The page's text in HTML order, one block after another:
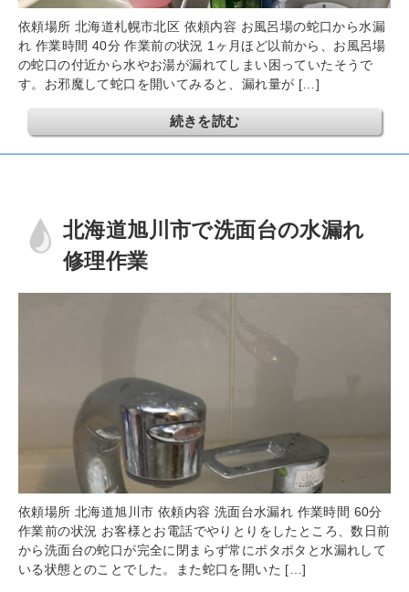
依頼場所 北海道札幌市北区 依頼内容 お風呂場の蛇口から水漏
れ 作業時間 40分 作業前の状況 1ヶ月ほど以前から、お風呂場
の蛇口の付近から水やお湯が漏れてしまい困っていたそうで
す。お邪魔して蛇口を開いてみると、漏れ量が […]
続きを読む
北海道旭川市で洗面台の水漏れ
修理作業
依頼場所 北海道旭川市 依頼内容 洗面台水漏れ 作業時間 60分
作業前の状況 お客様とお電話でやりとりをしたところ、数日前
から洗面台の蛇口が完全に閉まらず常にポタポタと水漏れして
いる状態とのことでした。また蛇口を開いた […]